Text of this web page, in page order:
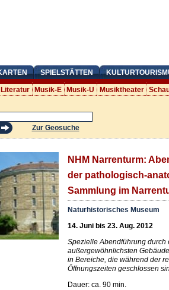
SPIELSTÄTTEN
Literatur Musik-E Musik-U Musiktheater
Zur Geosuche
NHM Narrenturm:
der pathologisch-
Sammlung im
Naturhistorisches Museum
14. Juni bis 23. Aug. 2012
Spezielle Abendführung durch
außergewöhnlichsten
in Bereiche, die während der
Öffnungszeiten geschlossen
Dauer: ca. 90 min.